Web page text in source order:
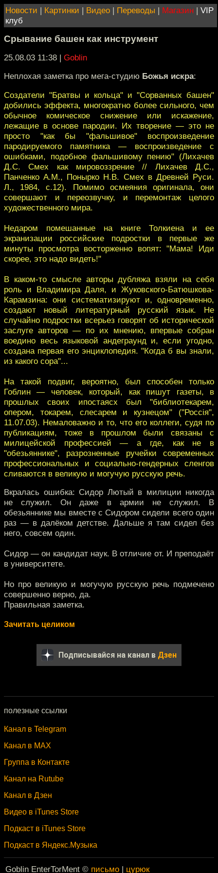
Новости | Картинки | Видео | Переводы | Магазин | VIP
клуб
Срывание башен как инструмент
25.08.03 11:38 | Goblin
Неплохая заметка про мега-студию Божья искра:
Создатели "Братвы и кольца" и "Сорванных башен"
добились эффекта, многократно более сильного, чем
обычное комическое снижение или искажение,
лежащие в основе пародии. Их творение — это не
просто "как бы "фальшивое" воспроизведение
пародируемого памятника — воспроизведение с
ошибками, подобное фальшивому пению" (Лихачев
Д.С. Смех как мировоззрение // Лихачев Д.С.,
Панченко А.М., Понырко Н.В. Смех в Древней Руси.
Л., 1984, с.12). Помимо осмеяния оригинала, они
совершают и переозвучку, и перемонтаж целого
художественного мира.
Недаром помешанные на книге Толкиена и ее
экранизации российские подростки в первые же
минуты просмотра восторженно вопят: "Мама! Иди
скорее, это надо видеть!"
В каком-то смысле авторы дубляжа взяли на себя
роль и Владимира Даля, и Жуковского-Батюшкова-
Карамзина: они систематизируют и, одновременно,
создают новый литературный русский язык. Не
случайно подростки всерьез говорят об исторической
заслуге авторов — по их мнению, впервые собран
воедино весь языковой андеграунд и, если угодно,
создана первая его энциклопедия. "Когда б вы знали,
из какого сора"...
На такой подвиг, вероятно, был способен только
Гоблин — человек, который, как пишут газеты, в
прошлых своих ипостаясх был "библиотекарем,
опером, токарем, слесарем и кузнецом" ("Россiя",
11.07.03). Немаловажно и то, что его коллеги, судя по
публикациям, тоже в прошлом были связаны с
милицейской профессией — а где, как не в
"обезьяннике", разрозненные ручейки современных
профессиональных и социально-гендерных сленгов
сливаются в великую и могучую русскую речь.
Вкралась ошибка: Сидор Лютый в милиции никогда
не служил. Он даже в армии не служил. В
обезьяннике мы вместе с Сидором сидели всего один
раз — в далёком детстве. Дальше я там сидел без
него, совсем один.
Сидор — он кандидат наук. В отличие от. И преподаёт
в университете.
Но про великую и могучую русскую речь подмечено
совершенно верно, да.
Правильная заметка.
Зачитать целиком
Подписывайся на канал в Дзен
полезные ссылки
Канал в Telegram
Канал в MAX
Группа в Контакте
Канал на Rutube
Канал в Дзен
Видео в iTunes Store
Подкаст в iTunes Store
Подкаст в Яндекс.Музыка
Goblin EnterTorMent © письмо | цурюк